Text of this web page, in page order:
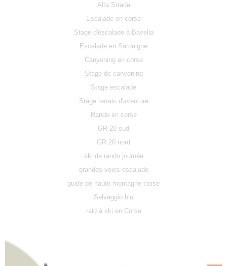
Alta Strada
Escalade en corse
Stage d'escalade à Bavella
Escalade en Sardaigne
Canyoning en corse
Stage de canyoning
Stage escalade
Stage terrain d'aventure
Rando en corse
GR 20 sud
GR 20 nord
ski de rando journée
grandes voies escalade
guide de haute montagne corse
Selvaggio blu
raid à ski en Corse